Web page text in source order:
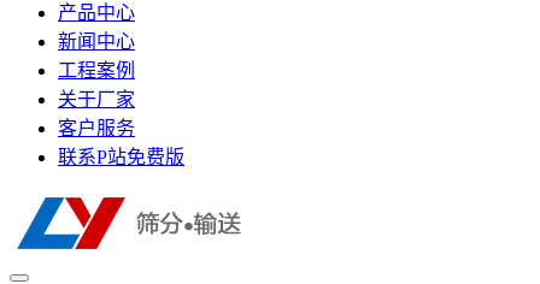
产品中心
新闻中心
工程案例
关于厂家
客户服务
联系P站免费版